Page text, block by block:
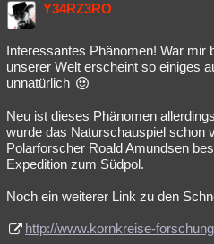
Y34RZ3RO
Interessantes Phänomen! War mir
unserer Welt erscheint so einiges
unnatürlich
Neu ist dieses Phänomen
wurde das Naturschauspiel schon
Polarforscher Roald Amundsen
Expedition zum Südpol.
Noch ein weiterer Link zu den
http://www.kornkreise-